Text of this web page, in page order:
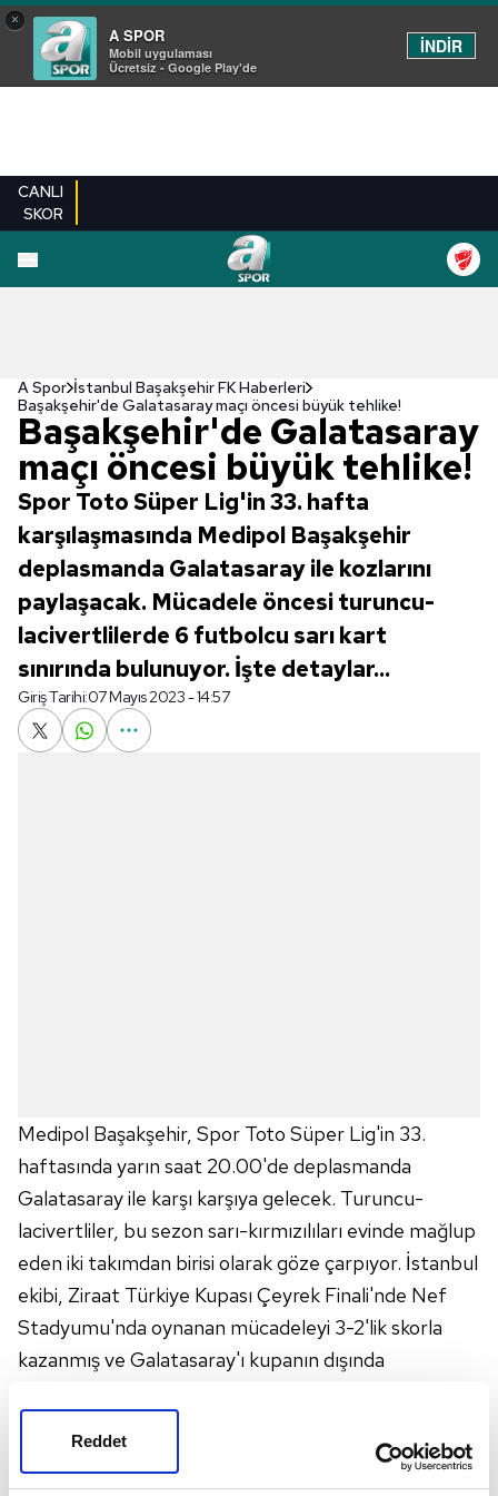
Reddet
×
A SPOR
Mobil uygulaması
Ücretsiz - Google Play'de
İNDİR
CANLI
SKOR
A Spor İstanbul Başakşehir FK Haberleri
Başakşehir'de Galatasaray maçı öncesi büyük tehlike!
Başakşehir'de Galatasaray
maçı öncesi büyük tehlike!
Spor Toto Süper Lig'in 33. hafta
karşılaşmasında Medipol Başakşehir
deplasmanda Galatasaray ile kozlarını
paylaşacak. Mücadele öncesi turuncu-
lacivertlilerde 6 futbolcu sarı kart
sınırında bulunuyor. İşte detaylar...
Giriş Tarihi:07 Mayıs 2023 - 14:57
Medipol Başakşehir, Spor Toto Süper Lig'in 33.
haftasında yarın saat 20.00'de deplasmanda
Galatasaray ile karşı karşıya gelecek. Turuncu-
lacivertliler, bu sezon sarı-kırmızılıları evinde mağlup
eden iki takımdan birisi olarak göze çarpıyor. İstanbul
ekibi, Ziraat Türkiye Kupası Çeyrek Finali'nde Nef
Stadyumu'nda oynanan mücadeleyi 3-2'lik skorla
kazanmış ve Galatasaray'ı kupanın dışında
Başakşehir, bu sezon deplasmanda oynadığı 15
müsabakada 5 galibiyet, 5 mağlubiyet ve 5 de